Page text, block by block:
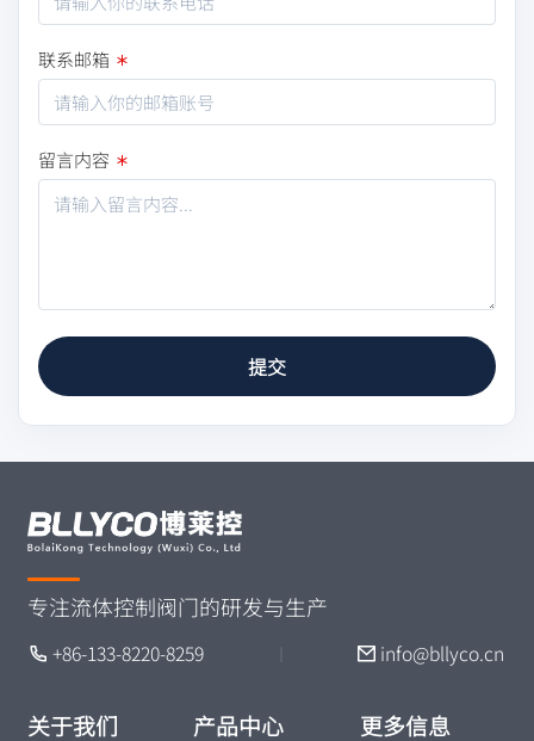
联系邮箱
留言内容
提交
专注流体控制阀门的研发与生产
+86-133-8220-8259 info@bllyco.cn
关于我们 产品中心 更多信息